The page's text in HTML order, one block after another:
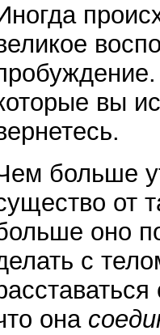
вы
больше
от
оно
с
она